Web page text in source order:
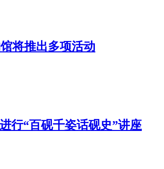
将推出多项活动
行“百砚千姿话砚史”讲座